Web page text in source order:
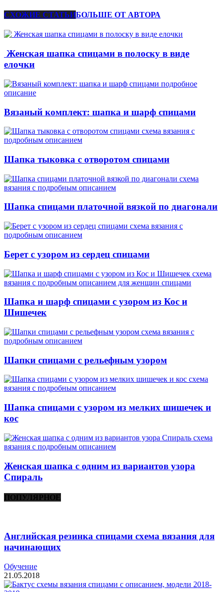
СХОЖИЕ СТАТЬИБОЛЬШЕ ОТ АВТОРА
Женская шапка спицами в полоску в виде
елочки
Вязаный комплект: шапка и шарф спицами
Шапка тыковка с отворотом спицами
Шапка спицами платочной вязкой по диагонали
Берет с узором из сердец спицами
Шапка и шарф спицами с узором из Кос и
Шишечек
Шапки спицами с рельефным узором
Шапка спицами с узором из мелких шишечек и
кос
Женская шапка с одним из вариантов узора
Спираль
ПОПУЛЯРНОЕ
Английская резинка спицами схема вязания для
начинающих
Обучение
21.05.2018